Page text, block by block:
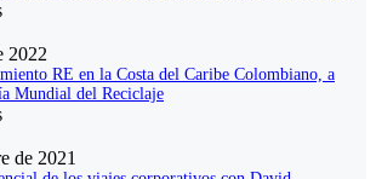
2022
RE en la Costa del Caribe Colombiano, a
Mundial del Reciclaje
de 2021